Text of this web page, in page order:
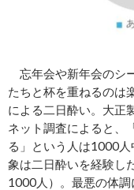
忘年会や新年会のシ
たちと杯を重ねるのは
による二日酔い。大正
ネット調査によると、
る」という人は1000
象は二日酔いを経験し
1000人）。最悪の体